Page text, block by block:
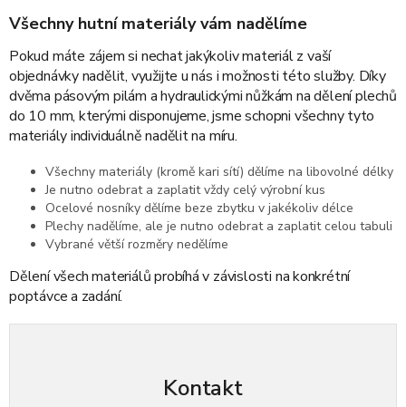
Všechny hutní materiály vám nadělíme
Pokud máte zájem si nechat jakýkoliv materiál z vaší
objednávky nadělit, využijte u nás i možnosti této služby. Díky
dvěma pásovým pilám a hydraulickými nůžkám na dělení plechů
do 10 mm, kterými disponujeme, jsme schopni všechny tyto
materiály individuálně nadělit na míru.
Všechny materiály (kromě kari sítí) dělíme na libovolné délky
Je nutno odebrat a zaplatit vždy celý výrobní kus
Ocelové nosníky dělíme beze zbytku v jakékoliv délce
Plechy nadělíme, ale je nutno odebrat a zaplatit celou tabuli
Vybrané větší rozměry nedělíme
Dělení všech materiálů probíhá v závislosti na konkrétní
poptávce a zadání.
Kontakt